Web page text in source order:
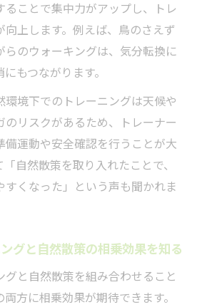
ることで集中力がアップし、トレ
上します。例えば、鳥のさえず
らのウォーキングは、気分転換に
もつながります。
環境下でのトレーニングは天候や
のリスクがあるため、トレーナー
備運動や安全確認を行うことが大
自然散策を取り入れたことで、
すくなった」という声も聞かれま
グと自然散策の相乗効果を知る
と自然散策を組み合わせること
方に相乗効果が期待できます。